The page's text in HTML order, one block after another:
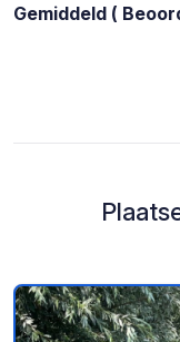
Gemiddeld (